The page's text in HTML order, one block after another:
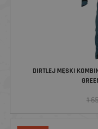
DIRTLEJ MĘSKI
1